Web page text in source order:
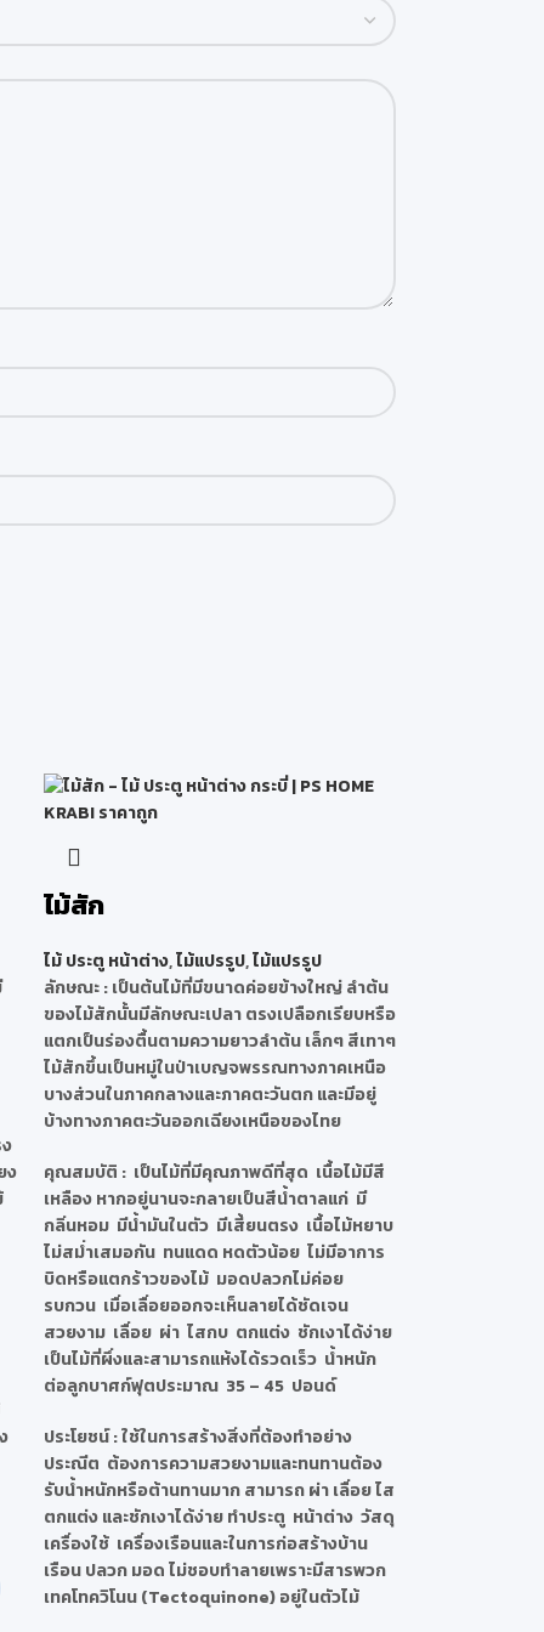
ง
ไม้สัก
ไม้ ประตู หน้าต่าง,ไม้แปรรูป,ไม้แปรรูป
ลักษณะ: เป็นต้นไม้ที่มีขนาดค่อยข้างใหญ่ ลำต้น
ของไม้สักนั้นมีลักษณะเปลา ตรงเปลือกเรียบหรือ
แตกเป็นร่องตื้นตามความยาวลำต้น เล็กๆ สีเทาๆ
ไม้สักขึ้นเป็นหมู่ในป่าเบญจพรรณทางภาคเหนือ
บางส่วนในภาคกลางและภาคตะวันตก และมีอยู่
บ้างทางภาคตะวันออกเฉียงเหนือของไทย
คุณสมบัติ : เป็นไม้ที่มีคุณภาพดีที่สุด เนื้อไม้มีสี
เหลือง หากอยู่นานจะกลายเป็นสีน้ำตาลแก่ มี
กลิ่นหอม มีน้ำมันในตัว มีเสี้ยนตรง เนื้อไม้หยาบ
ไม่สม่ำเสมอกัน ทนแดด หดตัวน้อย ไม่มีอาการ
บิดหรือแตกร้าวของไม้ มอดปลวกไม่ค่อย
รบกวน เมื่อเลื่อยออกจะเห็นลายได้ชัดเจน
สวยงาม เลื่อย ผ่า ไสกบ ตกแต่ง ชักเงาได้ง่าย
เป็นไม้ที่ผึ่งและสามารถแห้งได้รวดเร็ว น้ำหนัก
ต่อลูกบาศก์ฟุตประมาณ 35 – 45 ปอนด์
ประโยชน์: ใช้ในการสร้างสิ่งที่ต้องทำอย่าง
ประณีต ต้องการความสวยงามและทนทานต้อง
รับน้ำหนักหรือต้านทานมาก สามารถ ผ่า เลื่อย ไส
ตกแต่ง และชักเงาได้ง่าย ทำประตู หน้าต่าง วัสดุ
เครื่องใช้ เครื่องเรือนและในการก่อสร้างบ้าน
เรือน ปลวก มอด ไม่ชอบทำลายเพราะมีสารพวก
เทคโทควิโนน (Tectoquinone) อยู่ในตัวไม้